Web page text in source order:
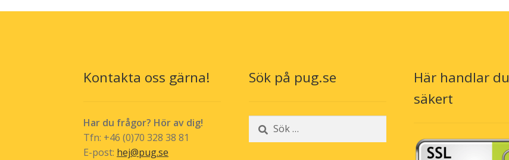
Kontakta oss gärna!
Har du frågor? Hör av dig!
Tfn: +46 (0)70 328 38 81
E-post: hej@pug.se
Sök på pug.se
Sök
efter:
Här handlar du
säkert